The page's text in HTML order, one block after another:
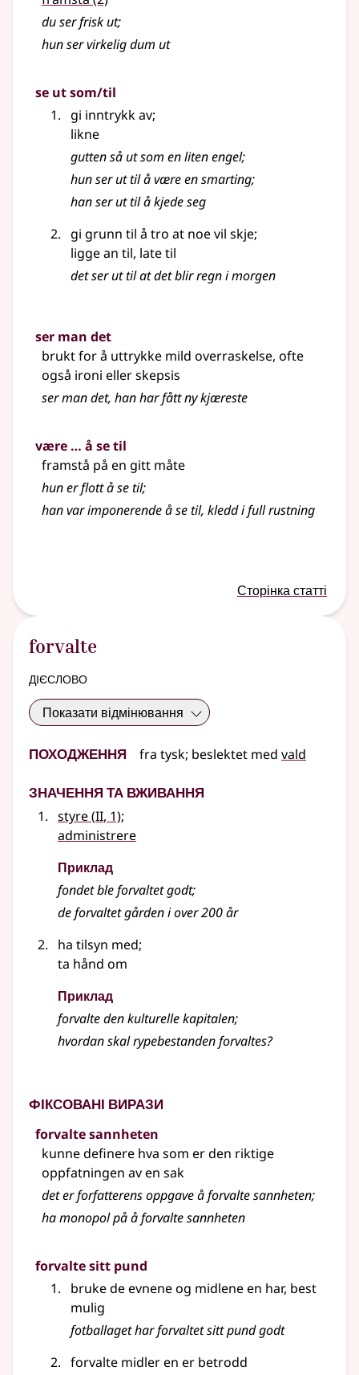
du ser frisk ut;
hun ser virkelig dum ut
se ut som/til
gi inntrykk av;
likne
gutten så ut som en liten engel;
hun ser ut til å være en smarting;
han ser ut til å kjede seg
gi grunn til å tro at noe vil skje;
ligge an til, late til
det ser ut til at det blir regn i morgen
ser man det
brukt for å uttrykke mild overraskelse, ofte
også ironi eller skepsis
ser man det, han har fått ny kjæreste
være … å se til
framstå på en gitt måte
hun er flott å se til;
han var imponerende å se til, kledd i full rustning
Сторінка статті
forvalte
дієслово
Показати відмінювання
Походження fra tysk; beslektet med vald
Значення та вживання
styre(2
II, 1);
administrere
Приклад
fondet ble forvaltet godt;
de forvaltet gården i over 200 år
ha tilsyn med;
ta hånd om
Приклад
forvalte den kulturelle kapitalen;
hvordan skal rypebestanden forvaltes?
Фіксовані вирази
forvalte sannheten
kunne definere hva som er den riktige
oppfatningen av en sak
det er forfatterens oppgave å forvalte sannheten;
ha monopol på å forvalte sannheten
forvalte sitt pund
bruke de evnene og midlene en har, best
mulig
fotballaget har forvaltet sitt pund godt
forvalte midler en er betrodd